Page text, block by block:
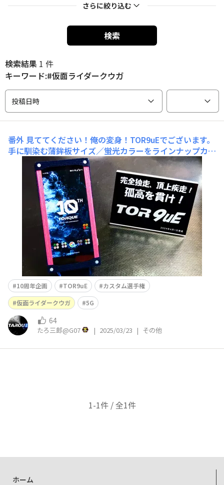
さらに絞り込む
検索
検索結果 1 件
キーワード:#仮面ライダークウガ
投稿日時
番外 見ててください！俺の変身！TOR9uEでございます。
手に馴染む蒲鉾板サイズ／蛍光カラーをラインナップカメ
ラはモジュール式 (赤外カメラやサーマルカメラに交換可
能)エマージェンシーボタンを装備電池パックはQi2対応／
大容量パックも用意
10周年企画 TOR9uE
カスタム選手権
仮面ライダークウガ
5G
64
たろ三郎@G07 | 2025/03/23 | その他
1-1件 / 全1件
ホーム